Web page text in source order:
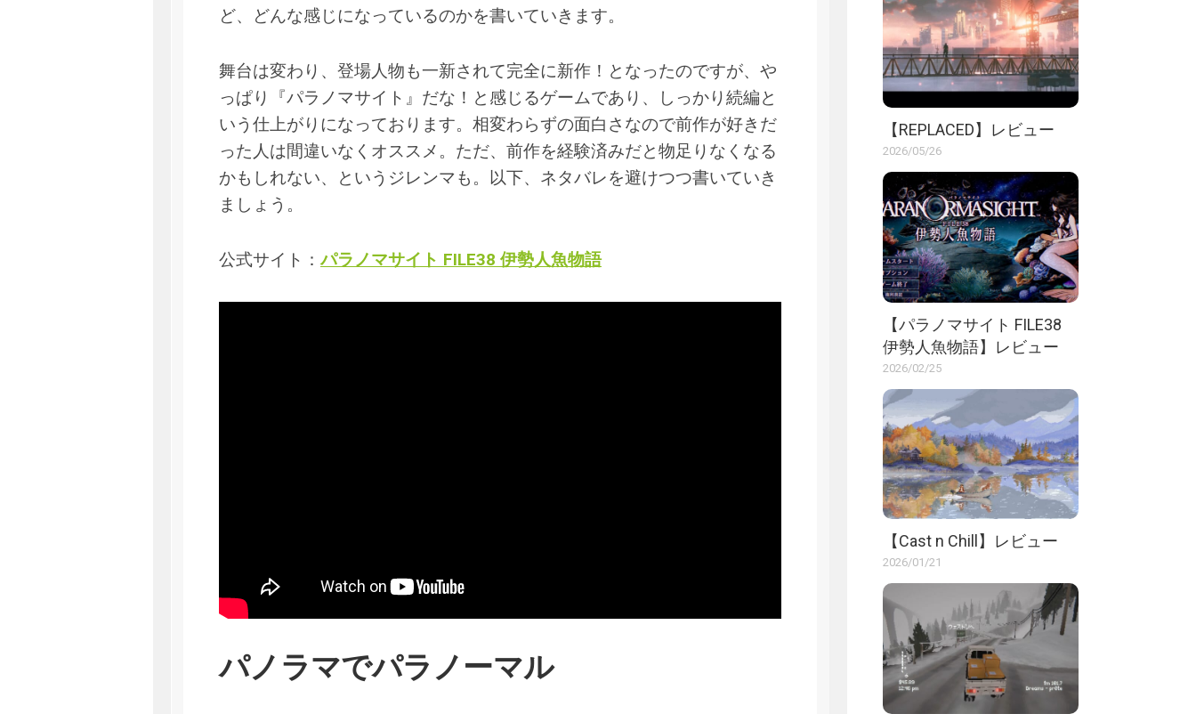
ど、どんな感じになっているのかを書いていきます。
舞台は変わり、登場人物も一新されて完全に新作！となったのですが、や
っぱり『パラノマサイト』だな！と感じるゲームであり、しっかり続編と
いう仕上がりになっております。相変わらずの面白さなので前作が好きだ
った人は間違いなくオススメ。ただ、前作を経験済みだと物足りなくなる
かもしれない、というジレンマも。以下、ネタバレを避けつつ書いていき
ましょう。
公式サイト：パラノマサイト FILE38 伊勢人魚物語
パノラマでパラノーマル
【REPLACED】レビュー
2026/05/26
【パラノマサイト FILE38
伊勢人魚物語】レビュー
2026/02/25
【Cast n Chill】レビュー
2026/01/21